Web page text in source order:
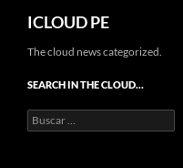
Saltar
contenido
ICLOUD PE
The cloud news categorized.
SEARCH IN THE CLOUD…
Buscar: